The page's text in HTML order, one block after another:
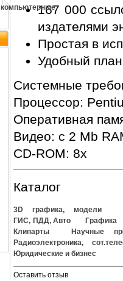
компьютерные167 000
издателями
Простая в
Удобный
Системные
Процессор:
Оперативная
Видео: c 2 Mb
CD-ROM: 8х
Каталог
3D графика, модели
ГИС, ПДД, Авто
Графика
Клипарты
Научные
Радиоэлектроника,
Юридические и бизнес
Оставить отзыв